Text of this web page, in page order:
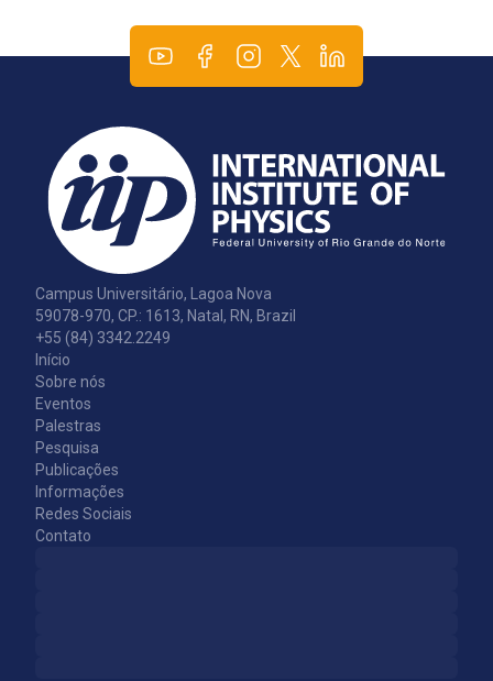
Campus Universitário, Lagoa Nova
59078-970, CP.: 1613, Natal, RN, Brazil
+55 (84) 3342.2249
Início
Sobre nós
Eventos
Palestras
Pesquisa
Publicações
Informações
Redes Sociais
Contato